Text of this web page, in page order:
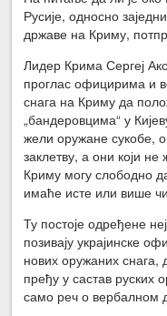
Русије, односно
државе на Криму,
Лидер Крима Сергеј
проглас официрима и
снага на Криму да
„бандеровцима“ у
жели оружане сукобе,
заклетву, а они који не
Криму могу слободно
имаће исте или више
Ту постоје одређене
позивају украјинске
нових оружаних снага,
пређу у састав руских
само реч о вербалном